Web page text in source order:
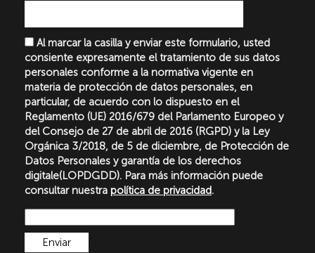
Al marcar la casilla y enviar este formulario, usted
consiente expresamente el tratamiento de sus datos
personales conforme a la normativa vigente en
materia de protección de datos personales, en
particular, de acuerdo con lo dispuesto en el
Reglamento (UE) 2016/679 del Parlamento Europeo y
del Consejo de 27 de abril de 2016 (RGPD) y la Ley
Orgánica 3/2018, de 5 de diciembre, de Protección de
Datos Personales y garantía de los derechos
digitale(LOPDGDD). Para más información puede
consultar nuestra política de privacidad.